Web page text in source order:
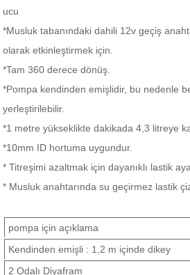
ucu
*Musluk tabanındaki dahili 12v geçiş
olarak etkinleştirmek için.
*Tam 360 derece dönüş.
*Pompa kendinden emişlidir, bu nedenle
yerleştirilebilir.
*1 metre yükseklikte dakikada 4,3 litreye
*10mm ID hortuma uygundur.
* Titreşimi azaltmak için dayanıklı lastik
* Musluk anahtarında su geçirmez lastik
pompa için açıklama
Kendinden emişli : 1,2 m içinde dikey
2 Odalı Diyafram